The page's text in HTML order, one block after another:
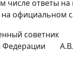
числе ответы
официальном
советник
Федерации